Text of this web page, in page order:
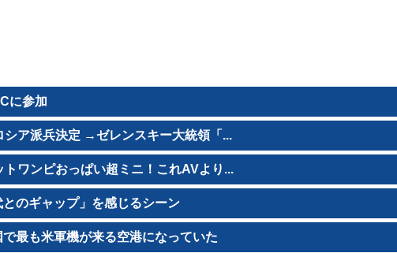
に参加
シア派兵決定 →ゼレンスキー大統領「...
トワンピおっぱい超ミニ！これAVより...
のギャップ」を感じるシーン
で最も米軍機が来る空港になっていた